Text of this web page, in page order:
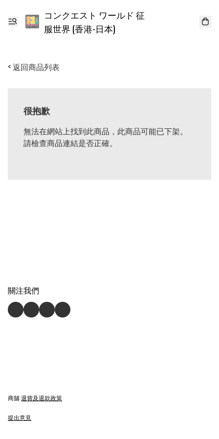
コンクエスト ワールド 征
服世界 (香港-日本)
< 返回商品列表
很抱歉
無法在網站上找到此商品，此商品可能已下架。
請檢查商品連結是否正確。
關注我們
商舖退貨及退款政策
提出意見